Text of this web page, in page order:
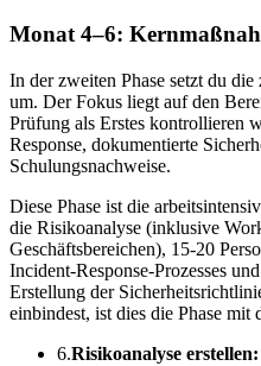
Monat 4–6:
In der zweiten Phase setzt du
um. Der Fokus liegt auf den
Prüfung als Erstes kontrollieren
Response, dokumentierte
Schulungsnachweise.
Diese Phase ist die
die Risikoanalyse (inklusive
Geschäftsbereichen), 15-20
Incident-Response-Prozesses
Erstellung der
einbindest, ist dies die Phase mit
6.Risikoanalyse erstellen: